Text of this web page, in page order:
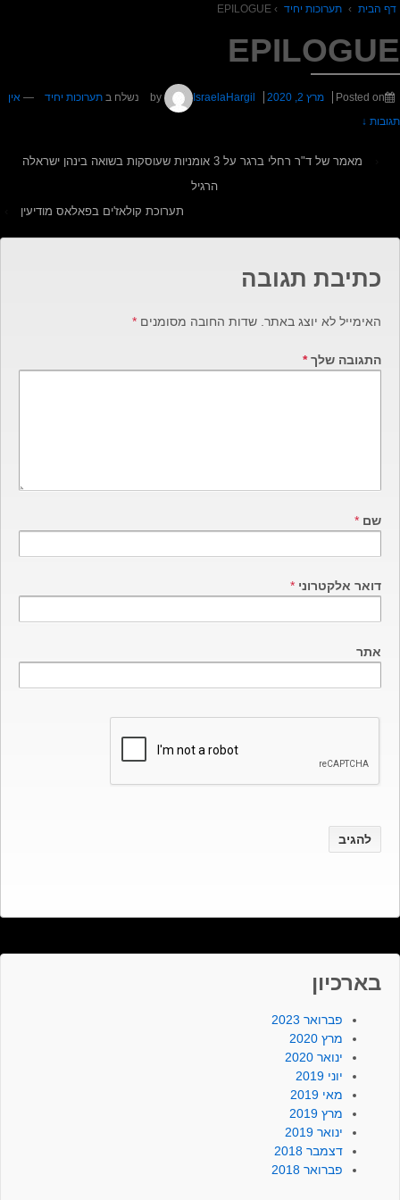
דף הבית › תערוכות יחיד ›
EPILOGUE
EPILOGUE
Posted on מרץ 2, 2020 IsraelaHargil נשלח ב תערוכות יחיד — אין
תגובות ↓
מאמר של ד"ר רחלי ברגר על 3 אומניות שעוסקות בשואה בינהן ישראלה
הרגיל
תערוכת קולאז'ים בפאלאס מודיעין
כתיבת תגובה
האימייל לא יוצג באתר. שדות החובה מסומנים *
התגובה שלך*
שם *
דואר אלקטרוני *
אתר
בארכיון
פברואר 2023
מרץ 2020
ינואר 2020
יוני 2019
מאי 2019
מרץ 2019
ינואר 2019
דצמבר 2018
פברואר 2018